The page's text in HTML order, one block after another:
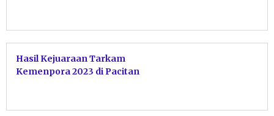
Hasil Kejuaraan Tarkam
Kemenpora 2023 di Pacitan